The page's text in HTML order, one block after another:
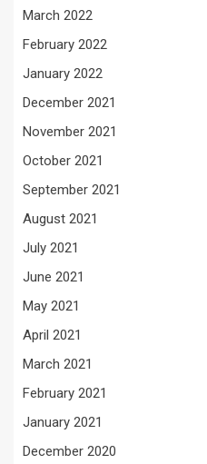
March 2022
February 2022
January 2022
December 2021
November 2021
October 2021
September 2021
August 2021
July 2021
June 2021
May 2021
April 2021
March 2021
February 2021
January 2021
December 2020